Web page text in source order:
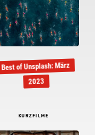
Best of Unsplash: März
2023
KURZFILME